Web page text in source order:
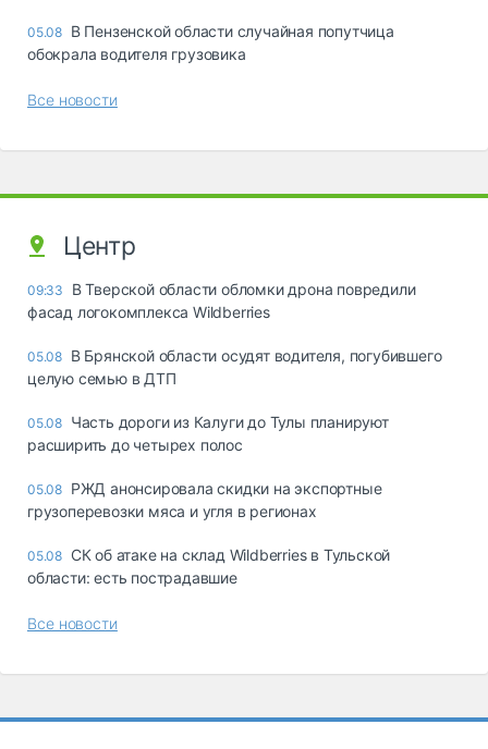
05.08 В Пензенской области случайная попутчица
обокрала водителя грузовика
Все новости
Центр
09:33
В Тверской области обломки дрона повредили
фасад логокомплекса Wildberries
05.08 В Брянской области осудят водителя, погубившего
целую семью в ДТП
05.08 Часть дороги из Калуги до Тулы планируют
расширить до четырех полос
05.08 РЖД анонсировала скидки на экспортные
грузоперевозки мяса и угля в регионах
05.08 СК об атаке на склад Wildberries в Тульской
области: есть пострадавшие
Все новости